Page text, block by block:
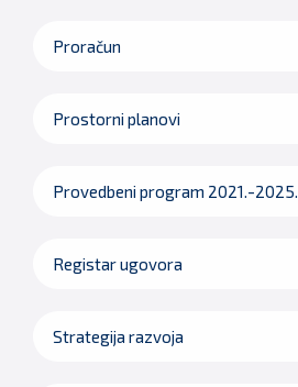
Proračun
Prostorni planovi
Provedbeni program 2021.-2025.
Registar ugovora
Strategija razvoja